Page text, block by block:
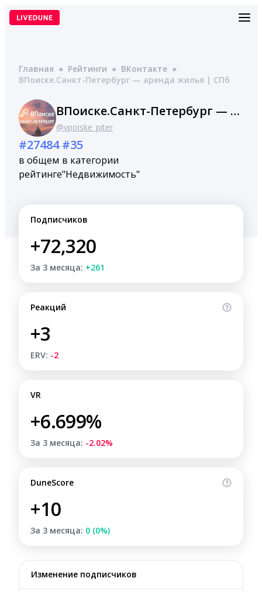
Перейти
Главная ● Рейтинги ● ВКонтакте ●
ВПоиске.Санкт-Петербург — аренда жилья | СПб
ВПоиске.Санкт-Петербург — аренда жилья | СПб
@vpoiske_piter
#27484
в общем
рейтинге
#35
в категории
"Недвижимость"
Подписчиков
+72,320
За 3 месяца: +261
Реакций
+3
ERV: -2
VR
+6.699%
За 3 месяца: -2.02%
DuneScore
+10
За 3 месяца: 0 (0%)
Изменение подписчиков